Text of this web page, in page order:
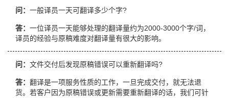
问： 一般译员一天可翻译多少个字?
答： 一位译员一天能够处理的翻译量约为2000-3000个字/词，
译员的经验与原稿难度对翻译量有很大的影响。
问： 文件交付后发现原稿错误可以重新翻译吗?
答： 翻译是一项服务性质的工作，一旦完成交付，就无法退
货。若客户因为原稿错误或更新需要重新翻译的话，我们可针